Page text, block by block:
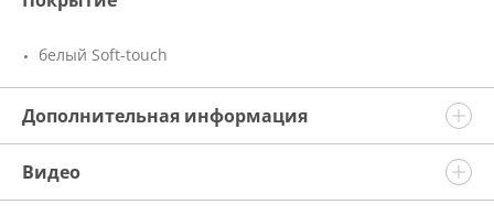
белый Soft-touch
Дополнительная информация
Видео